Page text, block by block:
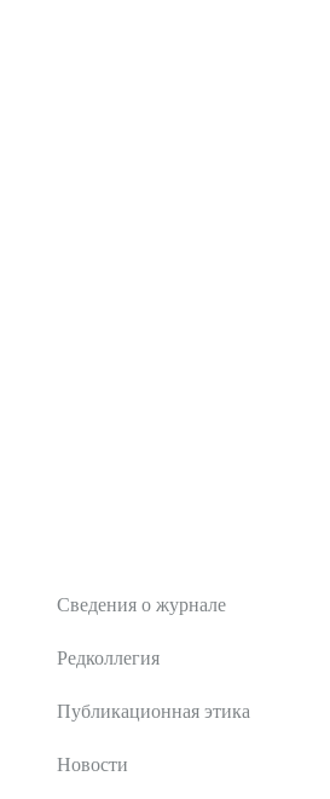
Сведения о журнале
Редколлегия
Публикационная этика
Новости